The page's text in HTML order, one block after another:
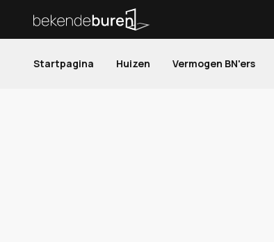
Startpagina Huizen Vermogen BN'ers